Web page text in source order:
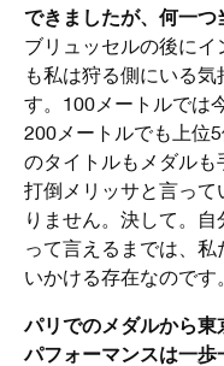
できましたが、何一つ
ブリュッセルの後に
も私は狩る側にいる
す。100メートルでは
200メートルでも上位
のタイトルもメダルも
打倒メリッサと言っ
りません。決して。
って言えるまでは、
いかける存在なのです。
パリでのメダルから
パフォーマンスは一歩